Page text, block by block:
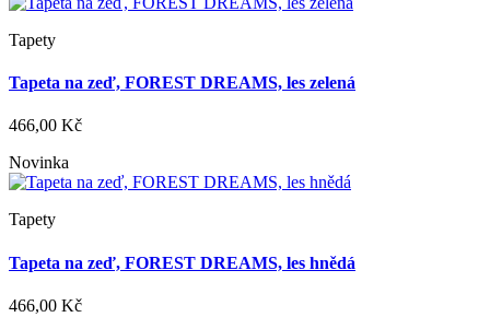
Tapety
Tapeta na zeď, FOREST DREAMS, les zelená
466,00 Kč
Novinka
Tapety
Tapeta na zeď, FOREST DREAMS, les hnědá
466,00 Kč